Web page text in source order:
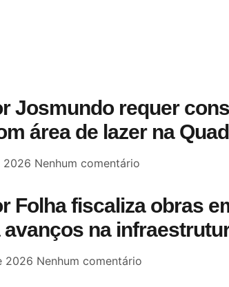
Josmundo requer
área de lazer na
2026 Nenhum comentário
Folha fiscaliza obras
avanços na
2026 Nenhum comentário